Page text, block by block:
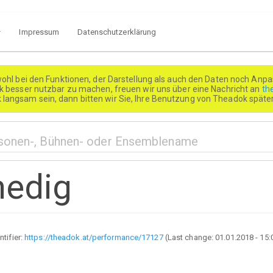
Impressum Datenschutzerklärung
bei den Funktionen, der Darstellung als auch den Daten noch
besser nutzbar zu machen, freuen wir uns über eine Nachricht an
sein, dann bitten wir Sie, Ihre Benutzung von Theadok
https://theadok.at/performance/17127(Last change:01.01.2018 -